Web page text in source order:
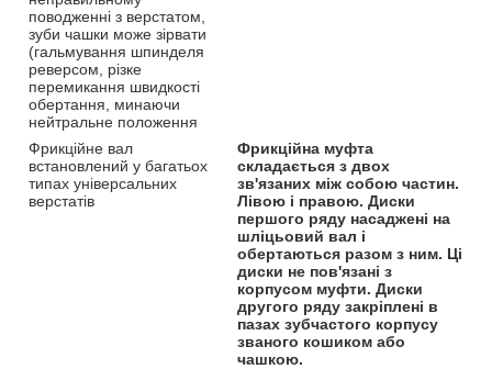
поводженні з верстатом,
зуби чашки може зірвати
(гальмування шпинделя
реверсом, різке
перемикання швидкості
обертання, минаючи
нейтральне положення
Фрикційне вал
встановлений у багатьох
типах універсальних
верстатів
Фрикційна муфта
складається з двох
зв'язаних між собою частин.
Лівою і правою. Диски
першого ряду насаджені на
шліцьовий вал і
обертаються разом з ним. Ці
диски не пов'язані з
корпусом муфти. Диски
другого ряду закріплені в
пазах зубчастого корпусу
званого кошиком або
чашкою.